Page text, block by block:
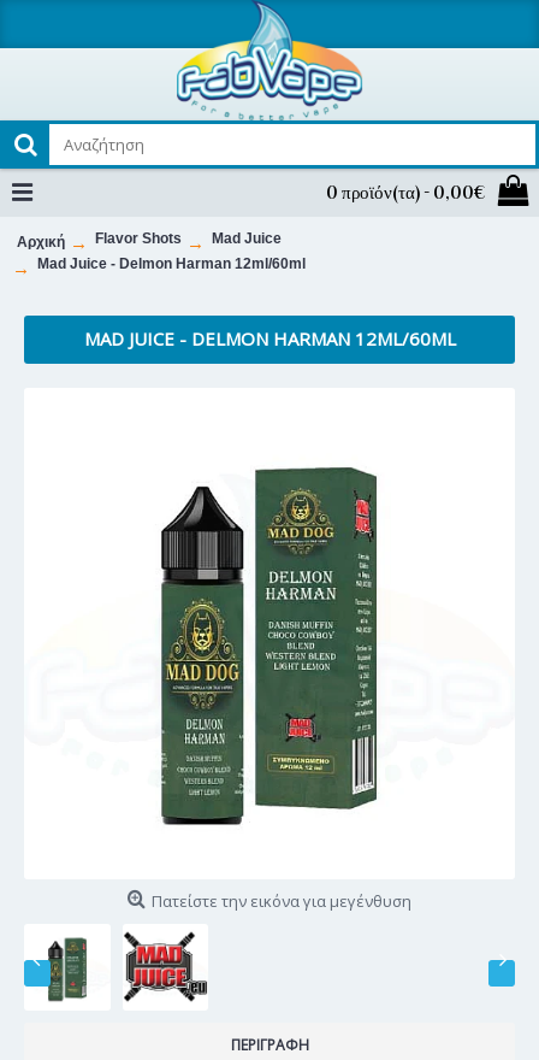
0 προϊόν(τα) - 0,00€
Αρχική Flavor Shots
Mad Juice
Mad Juice - Delmon Harman 12ml/60ml
MAD JUICE - DELMON HARMAN 12ML/60ML
Πατείστε την εικόνα για μεγένθυση
ΠΕΡΙΓΡΑΦΉ